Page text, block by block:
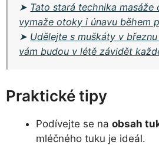
➤ Tato stará technika masáže
vymaže otoky i únavu během
➤ Udělejte s muškáty v
vám budou v létě závidět
Praktické tipy
Podívejte se na obsah
mléčného tuku je ideál.